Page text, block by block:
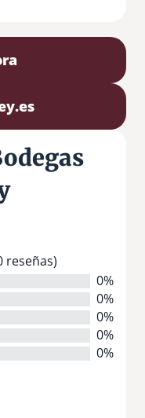
reseñas)
0%
0%
0%
0%
0%